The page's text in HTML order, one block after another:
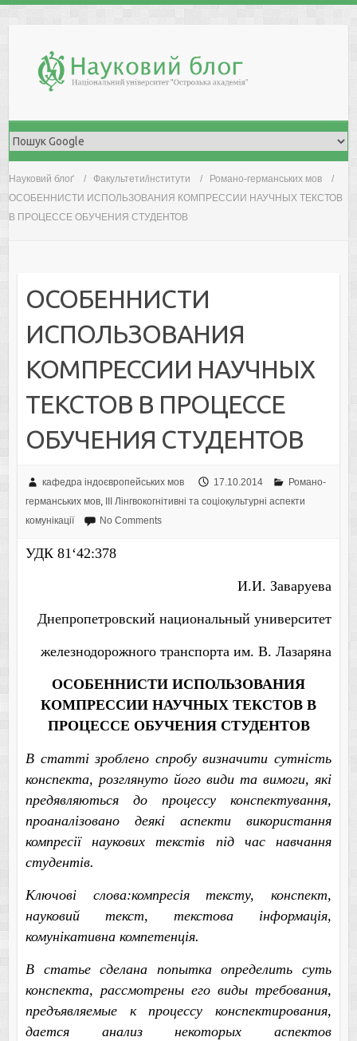
Науковий блоґ Факультети/інститути
Романо-германських мов
ОСОБЕННИСТИ ИСПОЛЬЗОВАНИЯ КОМПРЕССИИ НАУЧНЫХ ТЕКСТОВ
В ПРОЦЕССЕ ОБУЧЕНИЯ СТУДЕНТОВ
ОСОБЕННИСТИ
ИСПОЛЬЗОВАНИЯ
КОМПРЕССИИ НАУЧНЫХ
ТЕКСТОВ В ПРОЦЕССЕ
ОБУЧЕНИЯ СТУДЕНТОВ
кафедра індоєвропейських мов 17.10.2014
Романо-
германських мов,
IІI Лінгвокогнітивні та соціокультурні аспекти
комунікації
No Comments
УДК 81‘42:378
И.И. Заваруева
Днепропетровский национальный университет
железнодорожного транспорта им. В. Лазаряна
ОСОБЕННИСТИ ИСПОЛЬЗОВАНИЯ
КОМПРЕССИИ НАУЧНЫХ ТЕКСТОВ В
ПРОЦЕССЕ ОБУЧЕНИЯ СТУДЕНТОВ
В статті зроблено спробу визначити сутність
конспекта, розглянуто його види та вимоги, які
предявляються до процессу конспектування,
проаналізовано деякі аспекти використання
компресії наукових текстів під час навчання
студентів.
Ключові слова:компресія тексту, конспект,
науковий текст, текстова інформація,
комунікативна компетенція.
В статьесделана попытка определить суть
конспекта, рассмотрены его виды требования,
предъявляемые к процессу конспектирования,
дается анализ некоторых аспектов